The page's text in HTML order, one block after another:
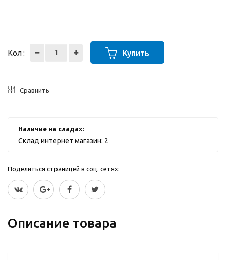
Кол : Купить
Сравнить
Наличие на сладах:
Склад интернет магазин: 2
Поделиться страницей в соц. сетях:
Описание товара